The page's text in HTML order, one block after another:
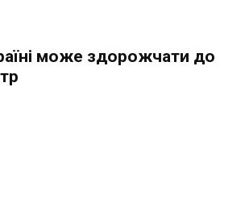
може здорожчати до